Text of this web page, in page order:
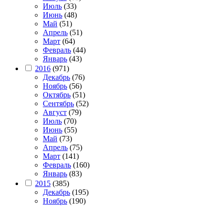
Июль (33)
Июнь (48)
Май (51)
Апрель (51)
Март (64)
Февраль (44)
Январь (43)
2016 (971)
Декабрь (76)
Ноябрь (56)
Октябрь (51)
Сентябрь (52)
Август (79)
Июль (70)
Июнь (55)
Май (73)
Апрель (75)
Март (141)
Февраль (160)
Январь (83)
2015 (385)
Декабрь (195)
Ноябрь (190)